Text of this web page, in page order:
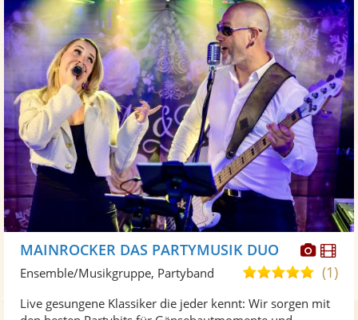
Fotos
MAINROCKER DAS PARTYMUSIK DUO
5,0
5
(1)
Ensemble/Musikgruppe, Partyband
Live gesungene Klassiker die jeder kennt: Wir sorgen mit